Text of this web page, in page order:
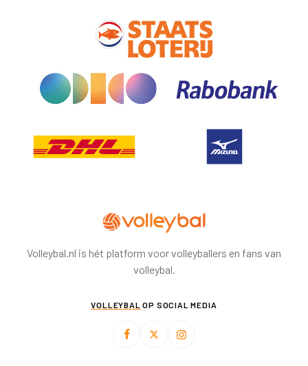
Volleybal.nl is hét platform voor volleyballers en fans van
volleybal.
VOLLEYBAL OP SOCIAL MEDIA